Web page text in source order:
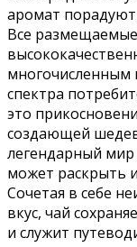
аромат
Все
многочисленным
спектра
это
создающей
легендарный мир
может раскрыть
Сочетая в себе
вкус, чай
и служит